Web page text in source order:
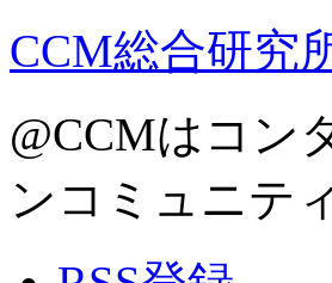
CCM総合研究
@CCMはコン
ンコミュニテ